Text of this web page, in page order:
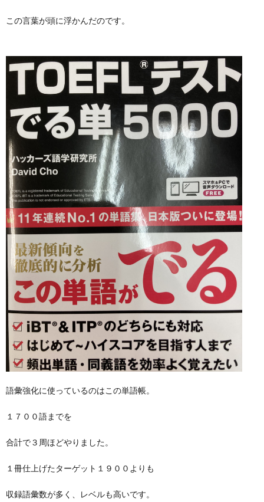
この言葉が頭に浮かんだのです。
語彙強化に使っているのはこの単語帳。
１７００語までを
合計で３周ほどやりました。
１冊仕上げたターゲット１９００よりも
収録語彙数が多く、レベルも高いです。